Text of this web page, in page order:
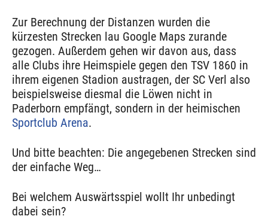
Zur Berechnung der Distanzen wurden die
kürzesten Strecken lau Google Maps zurande
gezogen. Außerdem gehen wir davon aus, dass
alle Clubs ihre Heimspiele gegen den TSV 1860 in
ihrem eigenen Stadion austragen, der SC Verl also
beispielsweise diesmal die Löwen nicht in
Paderborn empfängt, sondern in der heimischen
Sportclub Arena.
Und bitte beachten: Die angegebenen Strecken sind
der einfache Weg…
Bei welchem Auswärtsspiel wollt Ihr unbedingt
dabei sein?